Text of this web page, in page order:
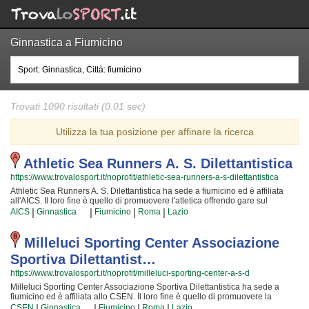
Ginnastica a Fiumicino
Trovati 1090 risultati (0.01 sec)
Utilizza la tua posizione per affinare la ricerca
Athletic Sea Runners A. S. Dilettantistica
https://www.trovalosport.it/noprofit/athletic-sea-runners-a-s-dilettantistica
Athletic Sea Runners A. S. Dilettantistica ha sede a fiumicino ed è affiliata
all'AICS. Il loro fine è quello di promuovere l'atletica offrendo gare sul
territorio e corsi per bambini, ragazzi e adulti. L'attività è incentrata sia sulla
definizione delle capacità motorie e fisiche degli atleti sia sulla creazione di
quelle qualità personali che si acquisiscono quotidianamente affrontando
sfide articolate. Proprio per questo motivo gli allenatori sono tra i più
preparati della provincia e sono convinti di poter trasmettere quelle qualità in
cui Athletic Sea Runners A. S. Dilettantistica crede fin dalla sua fondazione.
La passione, i sacrifici e la continua ricerca della chiave per migliorare e
superare i propri limiti personali rendono l'atletica uno sport unico e da cui si
viene immediatamente rapiti. Athletic Sea Runners A. S. Dilettantistica è una
grande famiglia in cui potrai trovare nuovi amici con cui allenarti, istruttori
qualificati e un ambiente ideale. Se vuoi iscriverti o semplicemente scoprire
AICS | Ginnastica | Fiumicino | Roma | Lazio
Milleluci Sporting Center Associazione
Sportiva Dilettantist…
https://www.trovalosport.it/noprofit/milleluci-sporting-center-a-s-d
Milleluci Sporting Center Associazione Sportiva Dilettantistica ha sede a
fiumicino ed è affiliata allo CSEN. Il loro fine è quello di promuovere la
ginnastica proponendo gare sul territorio e corsi per bambini, ragazzi e